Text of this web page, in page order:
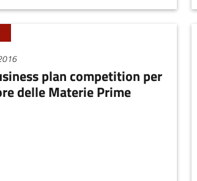
plan competition per
delle Materie Prime